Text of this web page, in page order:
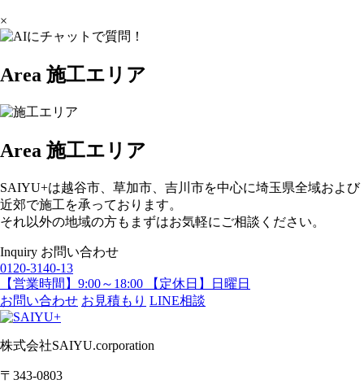
×
Area 施工エリア
Area 施工エリア
SAIYU+は越谷市、草加市、吉川市を中心に埼玉県全域および
近郊で施工を承っております。
それ以外の地域の方もまずはお気軽にご相談ください。
Inquiry お問い合わせ
0120-3140-13
【営業時間】9:00～18:00 【定休日】日曜日
お問い合わせ お見積もり LINE相談
株式会社SAIYU.corporation
〒343-0803